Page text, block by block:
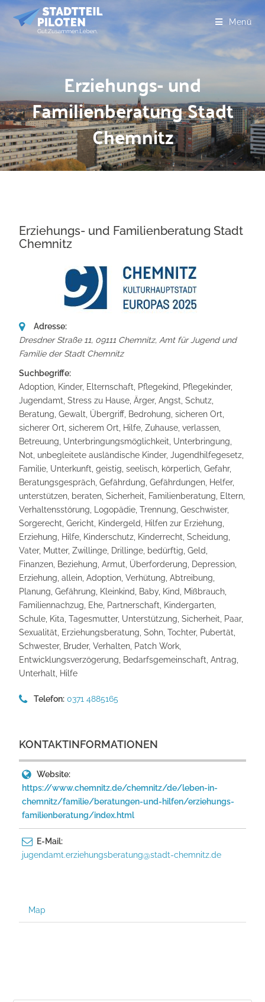
Menü
Erziehungs- und
Familienberatung Stadt
Chemnitz
Erziehungs- und Familienberatung Stadt
Chemnitz
Adresse:
Dresdner Straße 11, 09111 Chemnitz, Amt für Jugend und
Familie der Stadt Chemnitz
Suchbegriffe:
Adoption, Kinder, Elternschaft, Pflegekind, Pflegekinder,
Jugendamt, Stress zu Hause, Ärger, Angst, Schutz,
Beratung, Gewalt, Übergriff, Bedrohung, sicheren Ort,
sicherer Ort, sicherem Ort, Hilfe, Zuhause, verlassen,
Betreuung, Unterbringungsmöglichkeit, Unterbringung,
Not, unbegleitete ausländische Kinder, Jugendhilfegesetz,
Familie, Unterkunft, geistig, seelisch, körperlich, Gefahr,
Beratungsgespräch, Gefährdung, Gefährdungen, Helfer,
unterstützen, beraten, Sicherheit, Familienberatung, Eltern,
Verhaltensstörung, Logopädie, Trennung, Geschwister,
Sorgerecht, Gericht, Kindergeld, Hilfen zur Erziehung,
Erziehung, Hilfe, Kinderschutz, Kinderrecht, Scheidung,
Vater, Mutter, Zwillinge, Drillinge, bedürftig, Geld,
Finanzen, Beziehung, Armut, Überforderung, Depression,
Erziehung, allein, Adoption, Verhütung, Abtreibung,
Planung, Gefährung, Kleinkind, Baby, Kind, Mißbrauch,
Familiennachzug, Ehe, Partnerschaft, Kindergarten,
Schule, Kita, Tagesmutter, Unterstützung, Sicherheit, Paar,
Sexualität, Erziehungsberatung, Sohn, Tochter, Pubertät,
Schwester, Bruder, Verhalten, Patch Work,
Entwicklungsverzögerung, Bedarfsgemeinschaft, Antrag,
Unterhalt, Hilfe
Telefon: 0371 4885165
KONTAKTINFORMATIONEN
Website:
https://www.chemnitz.de/chemnitz/de/leben-in-
chemnitz/familie/beratungen-und-hilfen/erziehungs-
familienberatung/index.html
E-Mail:
jugendamt.erziehungsberatung@stadt-chemnitz.de
Map